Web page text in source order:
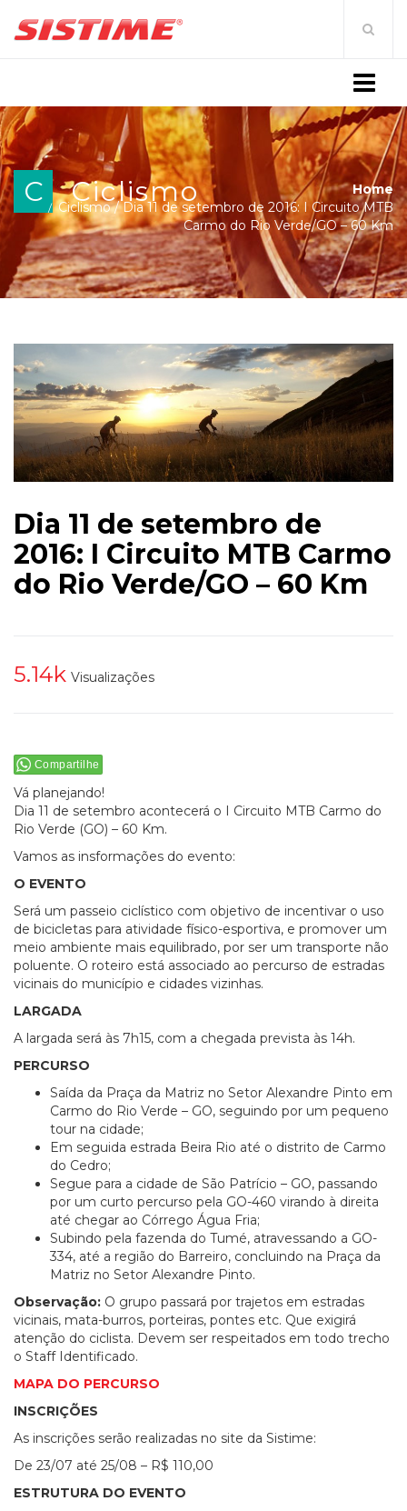
C Ciclismo
Home
Ciclismo /Dia 11 de setembro de 2016: I Circuito MTB
Carmo do Rio Verde/GO – 60 Km
Dia 11 de setembro de
2016: I Circuito MTB Carmo
do Rio Verde/GO – 60 Km
5.14k Visualizações
Compartilhe
Vá planejando!
Dia 11 de setembro acontecerá o I Circuito MTB Carmo do
Rio Verde (GO) – 60 Km.
Vamos as insformações do evento:
O EVENTO
Será um passeio ciclístico com objetivo de incentivar o uso
de bicicletas para atividade físico-esportiva, e promover um
meio ambiente mais equilibrado, por ser um transporte não
poluente. O roteiro está associado ao percurso de estradas
vicinais do município e cidades vizinhas.
LARGADA
A largada será às 7h15, com a chegada prevista às 14h.
PERCURSO
Saída da Praça da Matriz no Setor Alexandre Pinto em
Carmo do Rio Verde – GO, seguindo por um pequeno
tour na cidade;
Em seguida estrada Beira Rio até o distrito de Carmo
do Cedro;
Segue para a cidade de São Patrício – GO, passando
por um curto percurso pela GO-460 virando à direita
até chegar ao Córrego Água Fria;
Subindo pela fazenda do Tumé, atravessando a GO-
334, até a região do Barreiro, concluindo na Praça da
Matriz no Setor Alexandre Pinto.
Observação: O grupo passará por trajetos em estradas
vicinais, mata-burros, porteiras, pontes etc. Que exigirá
atenção do ciclista. Devem ser respeitados em todo trecho
o Staff Identificado.
MAPA DO PERCURSO
INSCRIÇÕES
As inscrições serão realizadas no site da Sistime:
De 23/07 até 25/08 – R$ 110,00
ESTRUTURA DO EVENTO